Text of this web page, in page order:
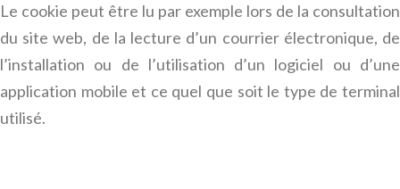
Le cookie peut être lu par exemple lors de la consultation
du site web, de la lecture d’un courrier électronique, de
l’installation ou de l’utilisation d’un logiciel ou d’une
application mobile et ce quel que soit le type de terminal
utilisé.